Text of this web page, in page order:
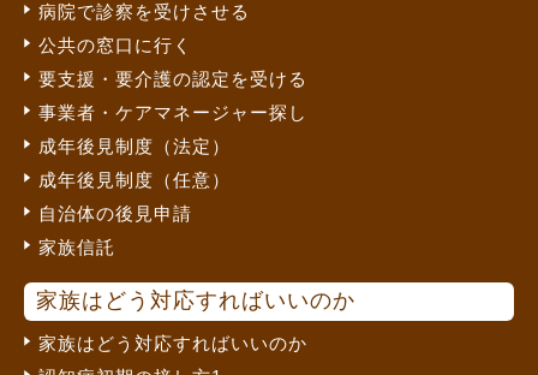
病院で診察を受けさせる
公共の窓口に行く
要支援・要介護の認定を受ける
事業者・ケアマネージャー探し
成年後見制度（法定）
成年後見制度（任意）
自治体の後見申請
家族信託
家族はどう対応すればいいのか
家族はどう対応すればいいのか